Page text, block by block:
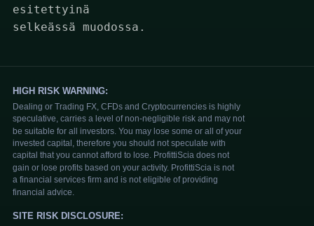
esitettyinä
selkeässä muodossa.